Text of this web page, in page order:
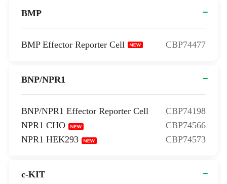
BMP
BMP Effector Reporter Cell CBP74477
BNP/NPR1
BNP/NPR1 Effector Reporter Cell
CBP74198
NPR1 CHO
CBP74566
NPR1 HEK293
CBP74573
c-KIT